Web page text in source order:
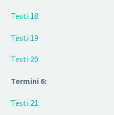
Testi 18
Testi 19
Testi 20
Termini 6:
Testi 21